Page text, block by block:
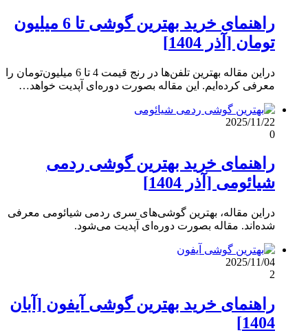
راهنمای خرید بهترین گوشی تا 6 میلیون
تومان [آذر 1404]
دراین مقاله بهترین تلفن‌ها در رنج قیمت 4 تا 6 میلیون‌تومان را
معرفی کرده‌ایم. این مقاله بصورت دوره‌ای آپدیت خواهد…
2025/11/22
0
راهنمای خرید بهترین گوشی ردمی
شیائومی [آذر 1404]
دراین مقاله، بهترین گوشی‌های سری ردمی شیائومی معرفی
شده‌اند. مقاله بصورت دوره‌ای آپدیت می‌شود.
2025/11/04
2
راهنمای خرید بهترین گوشی آیفون [آبان
1404]